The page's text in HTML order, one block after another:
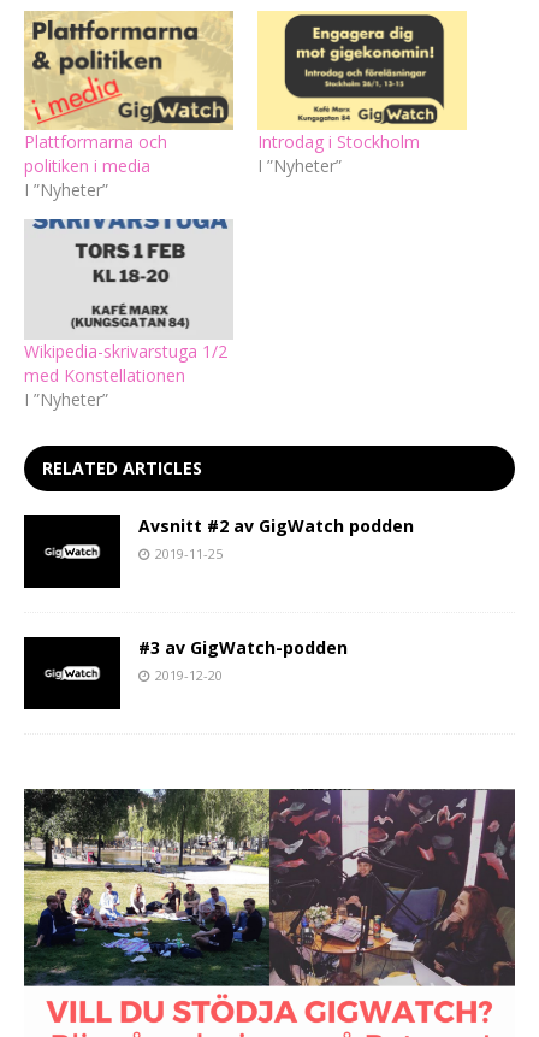
Plattformarna och
politiken i media
I ”Nyheter”
Introdag i Stockholm
I ”Nyheter”
Wikipedia-skrivarstuga 1/2
med Konstellationen
I ”Nyheter”
RELATED ARTICLES
Avsnitt #2 av GigWatch podden
2019-11-25
#3 av GigWatch-podden
2019-12-20